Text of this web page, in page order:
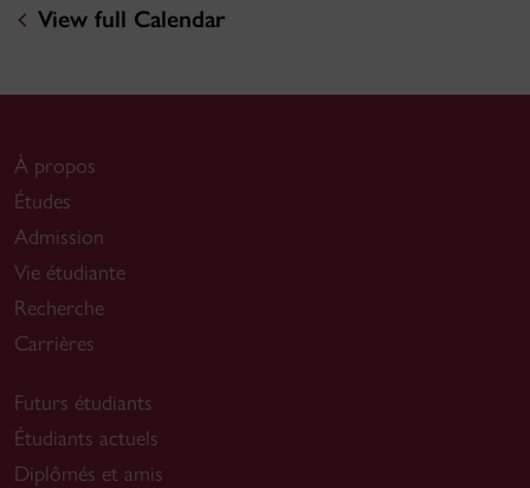
View full Calendar
À propos
Études
Admission
Vie étudiante
Recherche
Carrières
Futurs étudiants
Étudiants actuels
Diplômés et amis